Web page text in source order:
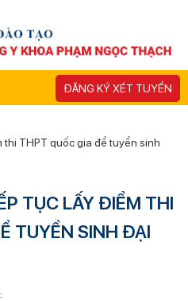
ĐĂNG KÝ XÉT TUYỂN
THPT quốc gia để tuyển sinh
TỤC LẤY ĐIỂM THI
TUYỂN SINH ĐẠI